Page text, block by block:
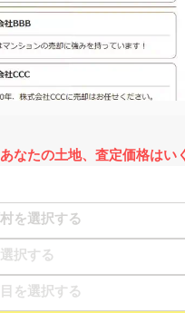
あなたの土地、査定価格はい